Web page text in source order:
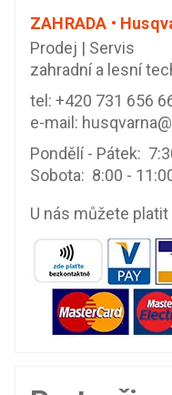
ZAHRADA •
Prodej | Servis
zahradní a lesní
tel: +420 731 656
e-mail:
Pondělí - Pátek:
Sobota: 8:00 -
U nás můžete